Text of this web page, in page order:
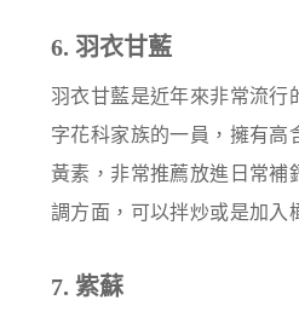
6. 羽衣甘藍
羽衣甘藍是近年來非常流行
字花科家族的一員，擁有高
黃素，非常推薦放進日常補
調方面，可以拌炒或是加入
7. 紫蘇